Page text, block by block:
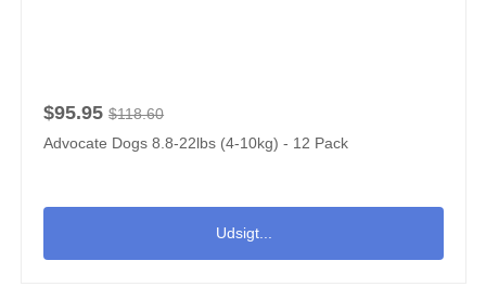
$95.95 $118.60
Advocate Dogs 8.8-22lbs (4-10kg) - 12 Pack
Udsigt...